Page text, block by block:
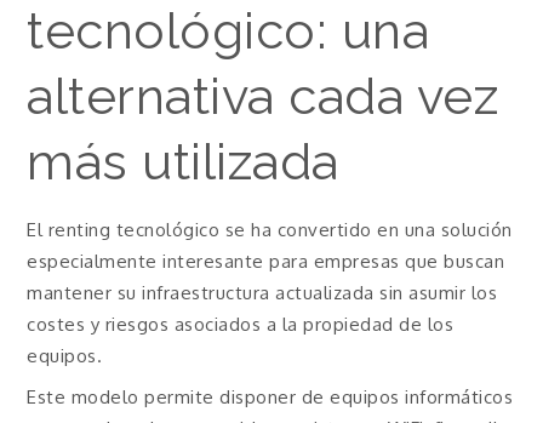
tecnológico: una
alternativa cada vez
más utilizada
El renting tecnológico se ha convertido en una solución
especialmente interesante para empresas que buscan
mantener su infraestructura actualizada sin asumir los
costes y riesgos asociados a la propiedad de los
equipos.
Este modelo permite disponer de equipos informáticos